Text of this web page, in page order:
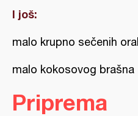
I još:
malo krupno sečenih
malo kokosovog brašna
Priprema